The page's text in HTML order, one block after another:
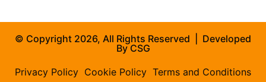
© Copyright 2026, All Rights Reserved | Developed
ByCSG
Privacy Policy Cookie Policy Terms and Conditions